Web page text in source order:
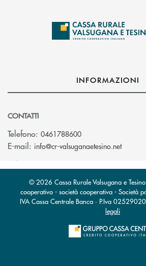
INFORMAZIONI
CONTATTI
Telefono: 0461788600
E-mail: info@cr-valsuganaetesino.net(si
© 2026 Cassa Rurale Valsugana e
cooperativo - società cooperativa - Società
IVA Cassa Centrale Banca · P.Iva
legali